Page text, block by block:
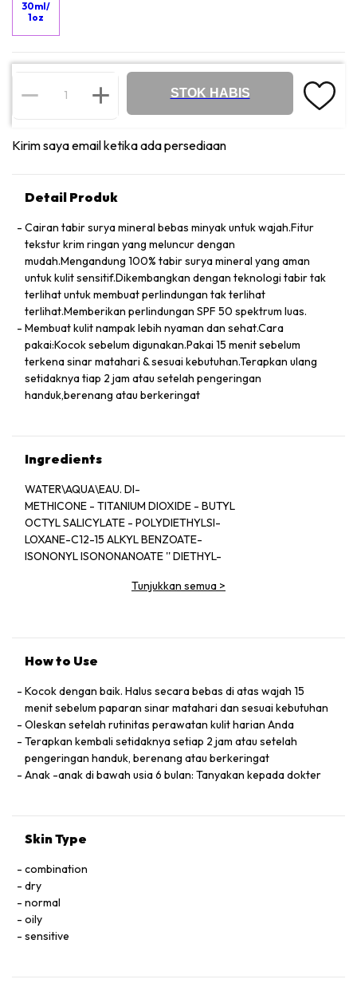
30ml/
1oz
STOK HABIS
Kirim saya email ketika ada persediaan
Detail Produk
Cairan tabir surya mineral bebas minyak untuk wajah.Fitur
tekstur krim ringan yang meluncur dengan
mudah.Mengandung 100% tabir surya mineral yang aman
untuk kulit sensitif.Dikembangkan dengan teknologi tabir tak
terlihat untuk membuat perlindungan tak terlihat
terlihat.Memberikan perlindungan SPF 50 spektrum luas.
Membuat kulit nampak lebih nyaman dan sehat.Cara
pakai:Kocok sebelum digunakan.Pakai 15 menit sebelum
terkena sinar matahari & sesuai kebutuhan.Terapkan ulang
setidaknya tiap 2 jam atau setelah pengeringan
handuk,berenang atau berkeringat
Ingredients
WATER\AQUA\EAU. DI-
METHICONE - TITANIUM DIOXIDE - BUTYL
OCTYL SALICYLATE - POLYDIETHYLSI-
LOXANE-C12-15 ALKYL BENZOATE-
ISONONYL ISONONANOATE '' DIETHYL-
COL DIHEPTANOATE- METHYL TRIMETH-
ICONE-SILICA-DIPENTAERYTHRITYL
RETH-4.CETYL PEG/PPG-10/1 DIMETH-
ICONE - DIMETHICONE/PEG-10/15
CROSSPOLYMER- DIMETHICONE SILY-
LATE - HYDROLYZED WHEAT PROTEIN/
PVP CROSSPOLYMEH ~ TRIETHOXYCAP-
RYLYLSILANE - DIMETHICONE CROSS-
OXYETHANOL-ZINC OXIDE (CI 77947
OXIDES (CI 77492) [ILN42406]
Tunjukkan semua >
How to Use
Kocok dengan baik. Halus secara bebas di atas wajah 15
menit sebelum paparan sinar matahari dan sesuai kebutuhan
Oleskan setelah rutinitas perawatan kulit harian Anda
Terapkan kembali setidaknya setiap 2 jam atau setelah
pengeringan handuk, berenang atau berkeringat
Anak -anak di bawah usia 6 bulan: Tanyakan kepada dokter
Skin Type
combination
dry
normal
oily
sensitive